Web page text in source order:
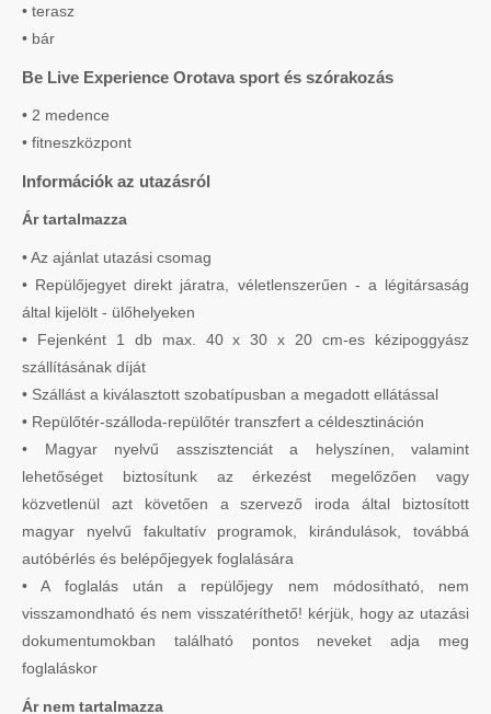
• terasz
• bár
Be Live Experience Orotava sport és szórakozás
• 2 medence
• fitneszközpont
Információk az utazásról
Ár tartalmazza
• Az ajánlat utazási csomag
• Repülőjegyet direkt járatra, véletlenszerűen - a légitársaság
által kijelölt - ülőhelyeken
• Fejenként 1 db max. 40 x 30 x 20 cm-es kézipoggyász
szállításának díját
• Szállást a kiválasztott szobatípusban a megadott ellátással
• Repülőtér-szálloda-repülőtér transzfert a céldesztináción
• Magyar nyelvű asszisztenciát a helyszínen, valamint
lehetőséget biztosítunk az érkezést megelőzően vagy
közvetlenül azt követően a szervező iroda által biztosított
magyar nyelvű fakultatív programok, kirándulások, továbbá
autóbérlés és belépőjegyek foglalására
• A foglalás után a repülőjegy nem módosítható, nem
visszamondható és nem visszatéríthető! kérjük, hogy az utazási
dokumentumokban található pontos neveket adja meg
foglaláskor
Ár nem tartalmazza